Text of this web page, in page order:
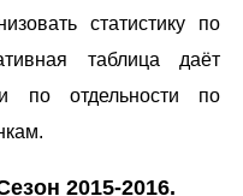
статистику по
таблица даёт
по отдельности по
2015-2016.